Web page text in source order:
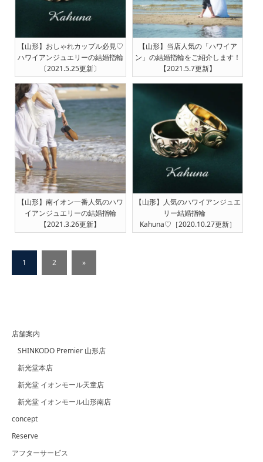
【山形】おしゃれカップル必見♡
ハワイアンジュエリーの結婚指輪
〔2021.5.25更新〕
【山形】当店人気の「ハワイア
ン」の結婚指輪をご紹介します！
【2021.5.7更新】
【山形】南イオン一番人気のハワ
イアンジュエリーの結婚指輪
【2021.3.26更新】
【山形】人気のハワイアンジュエ
リー結婚指輪
Kahuna♡［2020.10.27更新］
1 2 »
店舗案内
SHINKODO Premier 山形店
新光堂本店
新光堂 イオンモール天童店
新光堂 イオンモール山形南店
concept
Reserve
アフターサービス